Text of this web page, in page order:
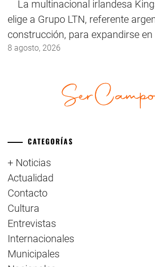
La multinacional irlandesa
elige a Grupo LTN, referente
construcción, para expandirse
8 agosto, 2026
CATEGORÍAS
+ Noticias
Actualidad
Contacto
Cultura
Entrevistas
Internacionales
Municipales